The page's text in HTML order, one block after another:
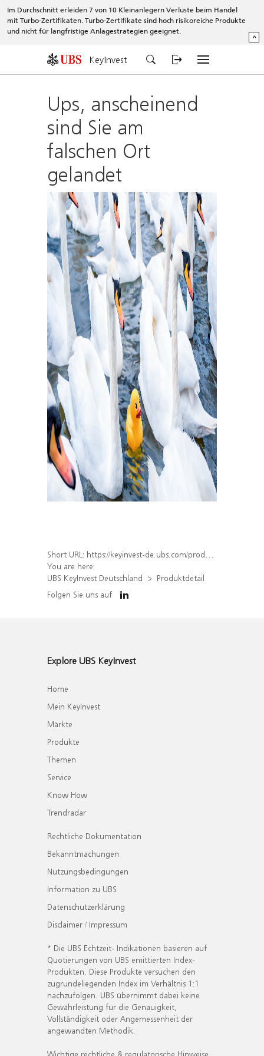
Im Durchschnitt erleiden 7 von 10 Kleinanlegern Verluste beim Handel
mit Turbo-Zertifikaten. Turbo-Zertifikate sind hoch risikoreiche Produkte
und nicht für langfristige Anlagestrategien geeignet.
^
KeyInvest
Ups, anscheinend
sind Sie am
falschen Ort
gelandet
Short URL: https://keyinvest-de.ubs.com/produkt/detail/index/isin/DE000WA4CB26
You are here:
UBS KeyInvest Deutschland
Produktdetail
Folgen Sie uns auf
Explore UBS KeyInvest
Home
Mein KeyInvest
Märkte
Produkte
Themen
Service
Know How
Trendradar
Rechtliche Dokumentation
Bekanntmachungen
Nutzungsbedingungen
Information zu UBS
Datenschutzerklärung
Disclaimer / Impressum
* Die UBS Echtzeit- Indikationen basieren auf
Quotierungen von UBS emittierten Index-
Produkten. Diese Produkte versuchen den
zugrundeliegenden Index im Verhältnis 1:1
nachzufolgen. UBS übernimmt dabei keine
Gewährleistung für die Genauigkeit,
Vollständigkeit oder Angemessenheit der
angewandten Methodik.